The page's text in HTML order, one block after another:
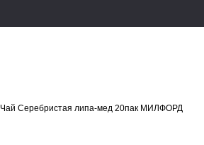
Чай Серебристая липа-мед 20пак МИЛФОРД